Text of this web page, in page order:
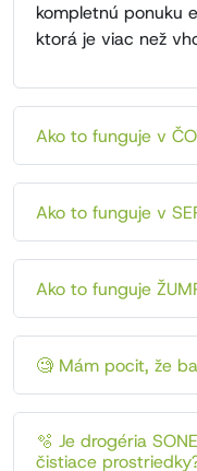
kompletnú ponuku
ktorá je viac než
Ako to funguje v
Ako to funguje v
Ako to funguje
🧐 Mám pocit, že
🫧 Je drogéria
čistiace